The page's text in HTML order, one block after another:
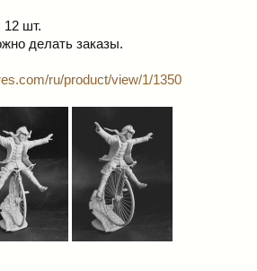
12 шт.
делать заказы.
ru/product/view/1/1350